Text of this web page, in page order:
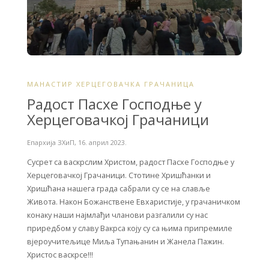
МАНАСТИР ХЕРЦЕГОВАЧКА ГРАЧАНИЦА
Радост Пасхе Господње у
Херцеговачкој Грачаници
Епархија ЗХиП, 16. април 2023.
Сусрет са васкрслим Христом, радост Пасхе Господње у
Херцеговачкој Грачаници. Стотине Хришћанки и
Хришћана нашега града сабрали су се на славље
Живота. Након Божанствене Евхаристије, у грачаничком
конаку наши најмлађи чланови разгалили су нас
приредбом у славу Вакрса коју су са њима припремиле
вјероучитељице Миља Тупањанин и Жанела Пажин.
Христос васкрсе!!!